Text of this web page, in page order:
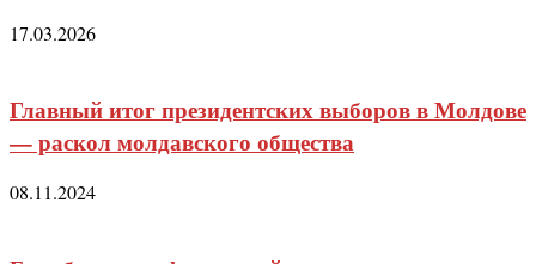
17.03.2026
Главный итог президентских выборов в Молдове
— раскол молдавского общества
08.11.2024